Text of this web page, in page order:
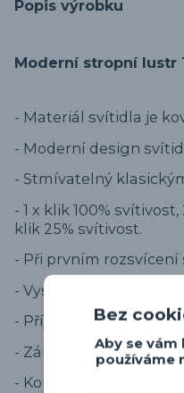
Popis výrobku
Moderní stropní lustr
- Materiál svítidla je
- Moderní design
- Stmívatelný
- 1 x klik 100%
klik 25% svítivost.
- Při prvním rozsvícení
- Vysoká svítivost max
- Příjemná teplá barva
- Záruka 5 let na LED
- Kompletní série
Bez
Aby se vám
používáme